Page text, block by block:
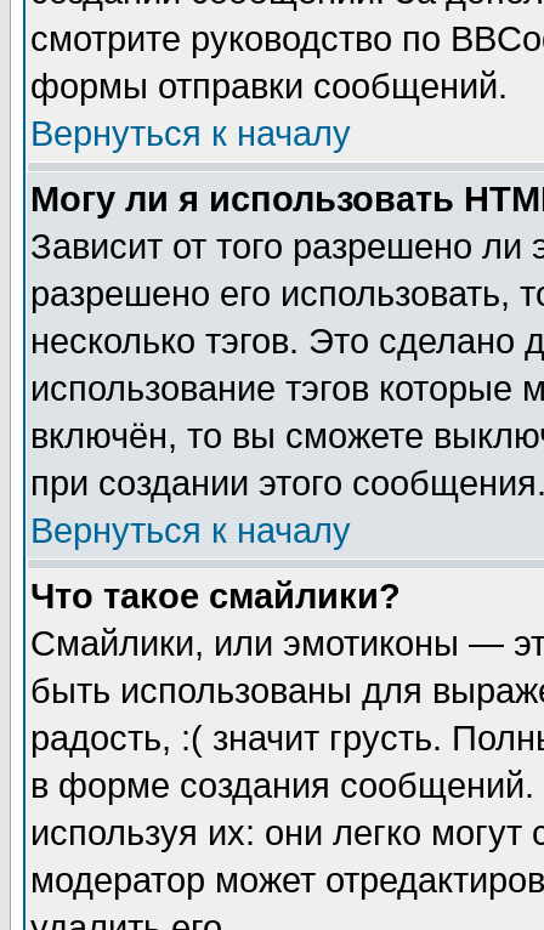
смотрите руководство по
формы отправки сообщений.
Вернуться к началу
Могу ли я использовать
Зависит от того разрешено
разрешено его использовать,
несколько тэгов. Это сделано
использование тэгов
включён, то вы сможете
при создании этого
Вернуться к началу
Что такое смайлики?
Смайлики, или эмотиконы —
быть использованы для
радость, :( значит грусть.
в форме создания сообщений.
используя их: они легко
модератор может